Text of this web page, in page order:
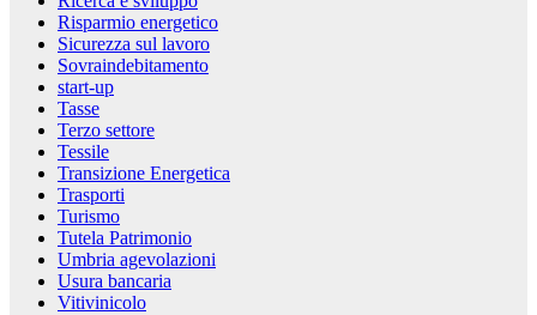
Risparmio energetico
Sicurezza sul lavoro
Sovraindebitamento
start-up
Tasse
Terzo settore
Tessile
Transizione Energetica
Trasporti
Turismo
Tutela Patrimonio
Umbria agevolazioni
Usura bancaria
Vitivinicolo